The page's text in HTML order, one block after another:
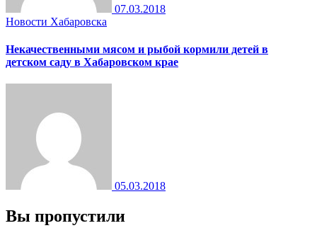
07.03.2018
Новости Хабаровска
Некачественными мясом и рыбой кормили детей в
детском саду в Хабаровском крае
05.03.2018
Вы пропустили